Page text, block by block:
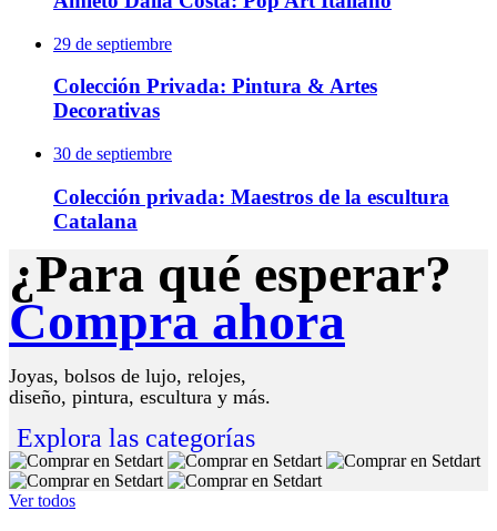
29 de septiembre
Colección Privada: Pintura & Artes
Decorativas
30 de septiembre
Colección privada: Maestros de la escultura
Catalana
¿Para qué esperar?
Compra ahora
Joyas, bolsos de lujo, relojes,
diseño, pintura, escultura y más.
Explora las categorías
Ver todos